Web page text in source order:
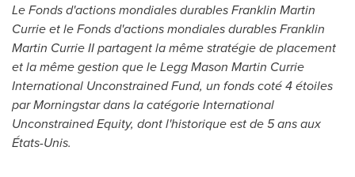
Le Fonds d'actions mondiales durablesFranklin Martin
Currieet le Fonds d'actions mondiales durables Franklin
Martin Currie II partagent la même stratégie de placement
et la même gestion que le Legg Mason Martin Currie
International Unconstrained Fund, un fonds coté 4 étoiles
par Morningstar dans la catégorie International
Unconstrained Equity, dont l'historique est de 5 ans aux
États-Unis.